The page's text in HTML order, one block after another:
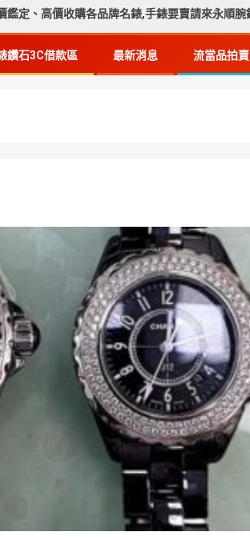
收購各品牌名錶,手錶要賣請來永順腕錶
鑽石3C借款區 最新消息 流當品拍賣